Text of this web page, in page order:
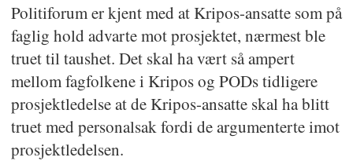
Politiforum er kjent med at Kripos-ansatte som på
faglig hold advarte mot prosjektet, nærmest ble
truet til taushet. Det skal ha vært så ampert
mellom fagfolkene i Kripos og PODs tidligere
prosjektledelse at de Kripos-ansatte skal ha blitt
truet med personalsak fordi de argumenterte imot
prosjektledelsen.